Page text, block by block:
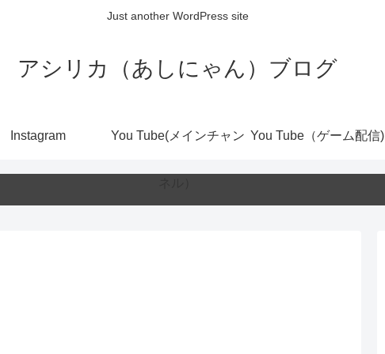
Just another WordPress site
アシリカ（あしにゃん）ブログ
Instagram You Tube(メインチャン You Tube（ゲーム配信)